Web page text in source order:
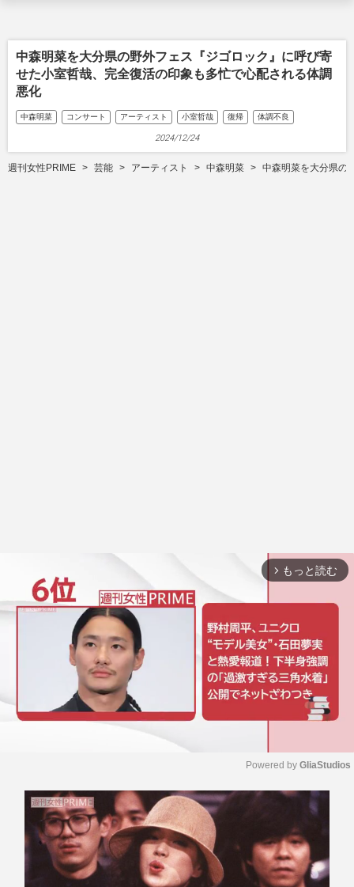
中森明菜を大分県の野外フェス『ジゴロック』に呼び寄
せた小室哲哉、完全復活の印象も多忙で心配される体調
悪化
中森明菜 コンサート アーティスト 小室哲哉 復帰 体調不良
2024/12/24
週刊女性PRIME 芸能 アーティスト 中森明菜 中森明菜を大分県の
arrow_forward_ios もっと読む
M
t
e
Powered by GliaStudios